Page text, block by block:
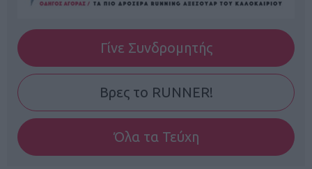
Γίνε Συνδρομητής
Βρες το RUNNER!
Όλα τα Τεύχη